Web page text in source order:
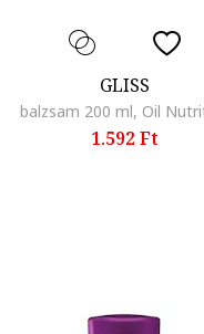
GLISS
balzsam 200 ml, Oil
1.592 Ft